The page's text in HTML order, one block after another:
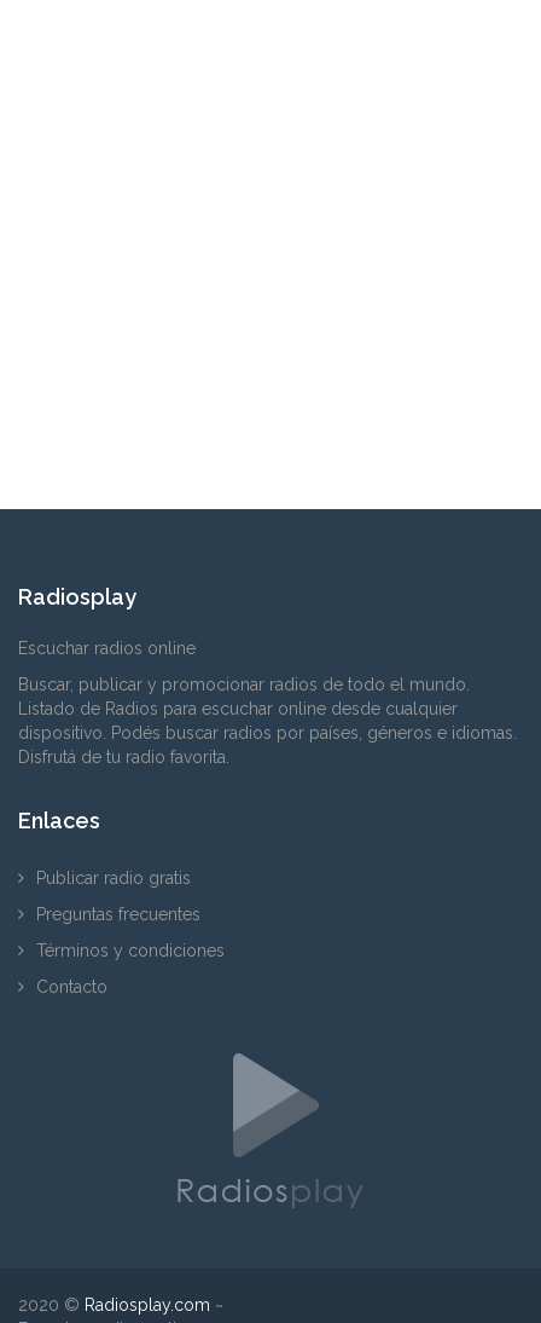
Radiosplay
Escuchar radios online
Buscar, publicar y promocionar radios de todo el mundo.
Listado de Radios para escuchar online desde cualquier
dispositivo. Podés buscar radios por países, géneros e idiomas.
Disfrutá de tu radio favorita.
Enlaces
Publicar radio gratis
Preguntas frecuentes
Términos y condiciones
Contacto
2020 © Radiosplay.com ~